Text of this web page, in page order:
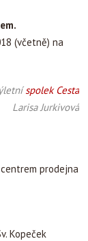
(včetně) na
spolek Cesta
Larisa Jurkivová
centrem prodejna
Kopeček